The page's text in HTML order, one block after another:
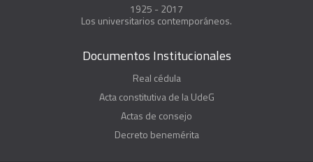
1925 - 2017
Los universitarios contemporáneos.
Documentos Institucionales
Real cédula
Acta constitutiva de la UdeG
Actas de consejo
Decreto benemérita